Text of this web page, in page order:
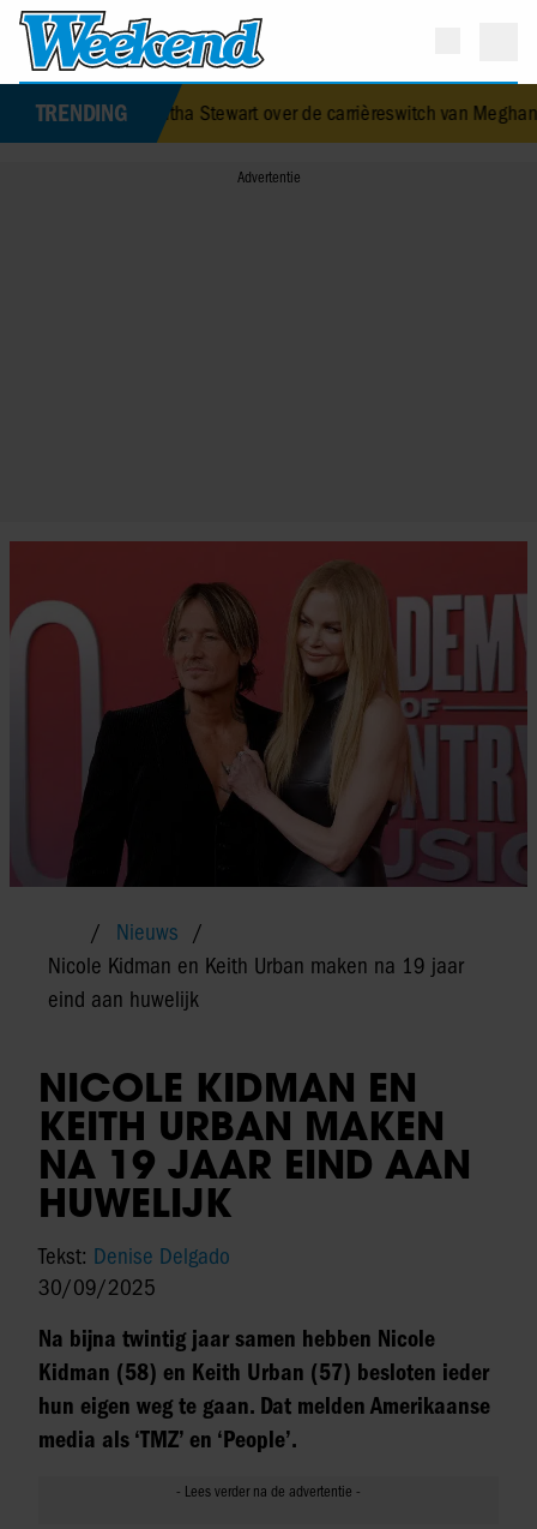
TRENDING
Martha Stewart over de carrièreswitch van Meghan Markle: ‘Alles
Nieuws
Nicole Kidman en Keith Urban maken na 19 jaar
eind aan huwelijk
NICOLE KIDMAN EN
KEITH URBAN MAKEN
NA 19 JAAR EIND AAN
HUWELIJK
Tekst: Denise Delgado
30/09/2025
Na bijna twintig jaar samen hebben Nicole
Kidman (58) en Keith Urban (57) besloten ieder
hun eigen weg te gaan. Dat melden Amerikaanse
media als ‘TMZ’ en ‘People’.